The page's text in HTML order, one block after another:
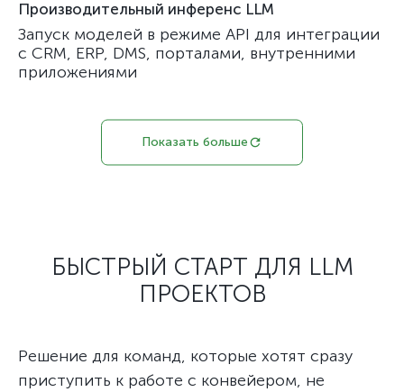
Производительный инференс LLM
Запуск моделей в режиме API для интеграции
с CRM, ERP, DMS, порталами, внутренними
приложениями
Показать больше
БЫСТРЫЙ СТАРТ ДЛЯ LLM
ПРОЕКТОВ
Решение для команд, которые хотят сразу
приступить к работе с конвейером, не